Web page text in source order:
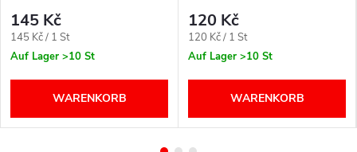
145 Kč
Verkaufspreis:
145 Kč / 1 St
Auf Lager >10 St
WARENKORB
120 Kč
Verkaufspreis:
120 Kč / 1 St
Auf Lager >10 St
WARENKORB